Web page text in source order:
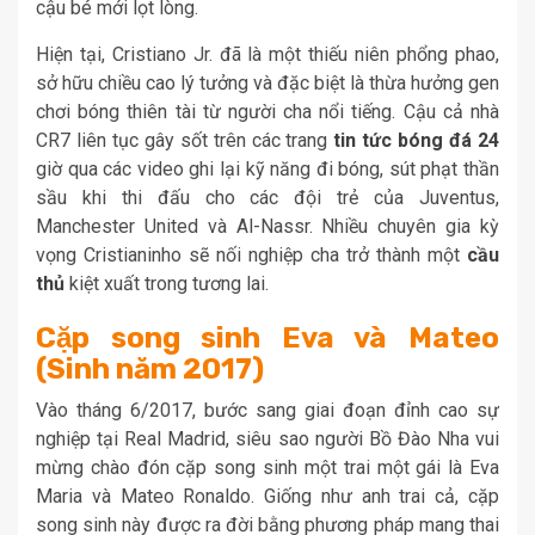
cậu bé mới lọt lòng.
Hiện tại, Cristiano Jr. đã là một thiếu niên phổng phao,
sở hữu chiều cao lý tưởng và đặc biệt là thừa hưởng gen
chơi bóng thiên tài từ người cha nổi tiếng. Cậu cả nhà
CR7 liên tục gây sốt trên các trangtin tức bóng đá 24
giờ qua các video ghi lại kỹ năng đi bóng, sút phạt thần
sầu khi thi đấu cho các đội trẻ của Juventus,
Manchester United và Al-Nassr. Nhiều chuyên gia kỳ
vọng Cristianinho sẽ nối nghiệp cha trở thành một cầu
thủ kiệt xuất trong tương lai.
Cặp song sinh Eva và Mateo
(Sinh năm 2017)
Vào tháng 6/2017, bước sang giai đoạn đỉnh cao sự
nghiệp tại Real Madrid, siêu sao người Bồ Đào Nha vui
mừng chào đón cặp song sinh một trai một gái là Eva
Maria và Mateo Ronaldo. Giống như anh trai cả, cặp
song sinh này được ra đời bằng phương pháp mang thai